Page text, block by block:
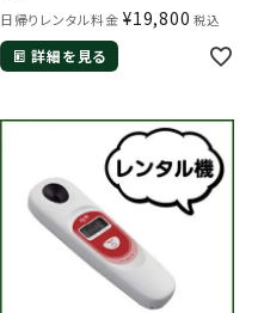
日帰りレンタル料金 ¥19,800 税込
詳細を見る